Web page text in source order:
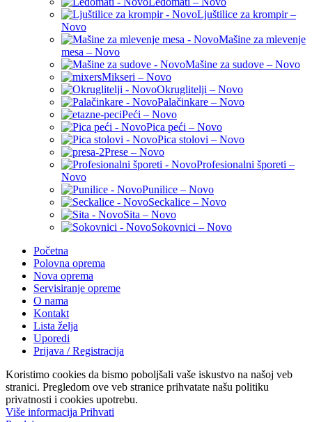
Ljuštilice za krompir –
Novo
Mašine za mlevenje
mesa – Novo
Mašine za sudove – Novo
Mikseri – Novo
Okruglitelji – Novo
Palačinkare – Novo
Peći – Novo
Pica peći – Novo
Pica stolovi – Novo
Prese – Novo
Profesionalni šporeti –
Novo
Punilice – Novo
Seckalice – Novo
Sita – Novo
Sokovnici – Novo
Početna
Polovna oprema
Nova oprema
Servisiranje opreme
O nama
Kontakt
Lista želja
Uporedi
Prijava / Registracija
Koristimo cookies da bismo poboljšali vaše iskustvo na našoj veb
stranici. Pregledom ove veb stranice prihvatate našu politiku
privatnosti i cookies upotrebu.
Više informacija Više
Prihvati